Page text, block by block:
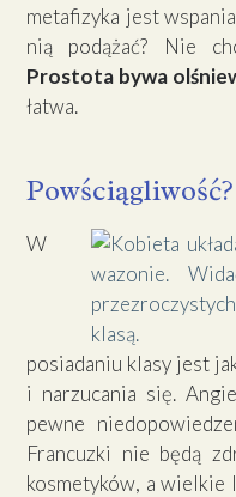
metafizyka jest
nią podążać? Nie
Prostota bywa
łatwa.
W
posiadaniu klasy jest
i narzucania się.
pewne
Francuzki nie będą
kosmetyków, a